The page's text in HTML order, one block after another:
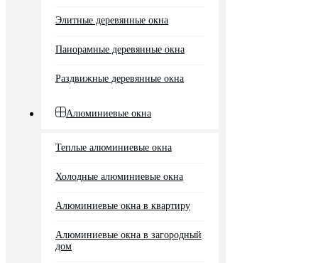
Элитные деревянные окна
Панорамные деревянные окна
Раздвижные деревянные окна
Алюминиевые окна
Теплые алюминиевые окна
Холодные алюминиевые окна
Алюминиевые окна в квартиру
Алюминиевые окна в загородный
дом